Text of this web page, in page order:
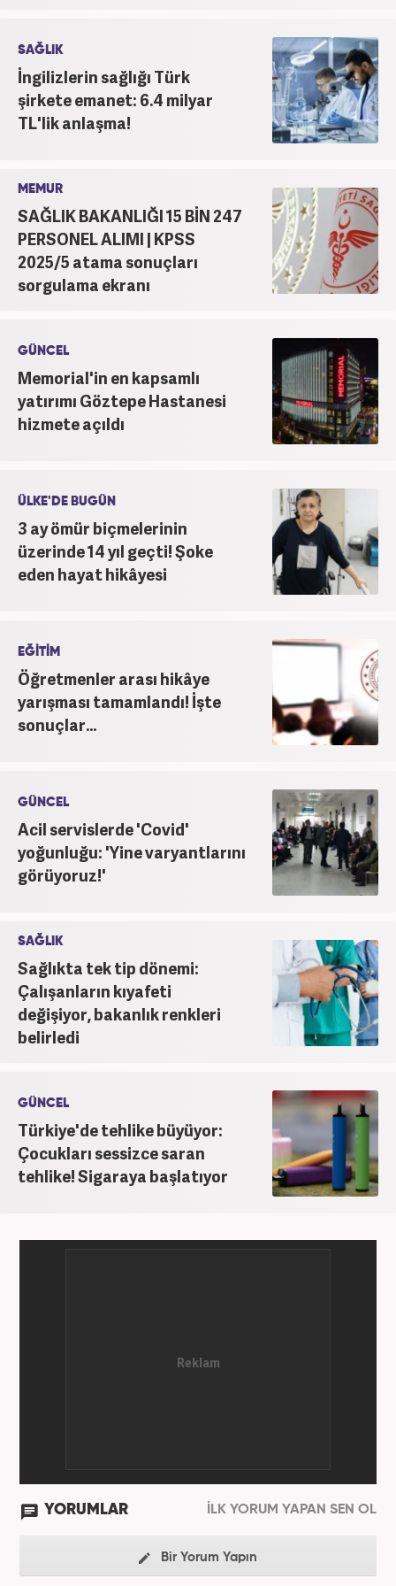
SAĞLIK
İngilizlerin sağlığı Türk
şirkete emanet: 6.4 milyar
TL'lik anlaşma!
MEMUR
SAĞLIK BAKANLIĞI 15 BİN 247
PERSONEL ALIMI | KPSS
2025/5 atama sonuçları
sorgulama ekranı
GÜNCEL
Memorial'in en kapsamlı
yatırımı Göztepe Hastanesi
hizmete açıldı
ÜLKE'DE BUGÜN
3 ay ömür biçmelerinin
üzerinde 14 yıl geçti! Şoke
eden hayat hikâyesi
EĞİTİM
Öğretmenler arası hikâye
yarışması tamamlandı! İşte
sonuçlar...
GÜNCEL
Acil servislerde 'Covid'
yoğunluğu: 'Yine varyantlarını
görüyoruz!'
SAĞLIK
Sağlıkta tek tip dönemi:
Çalışanların kıyafeti
değişiyor, bakanlık renkleri
belirledi
GÜNCEL
Türkiye'de tehlike büyüyor:
Çocukları sessizce saran
tehlike! Sigaraya başlatıyor
YORUMLAR İLK YORUM YAPAN SEN OL
Bir Yorum Yapın